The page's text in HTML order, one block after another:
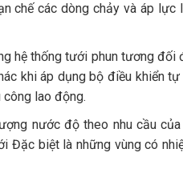
chế các dòng chảy và áp
hệ thống tưới phun tương đối
khi áp dụng bộ điều khiển
lao động.
nước độ theo nhu cầu
Đặc biệt là những vùng có